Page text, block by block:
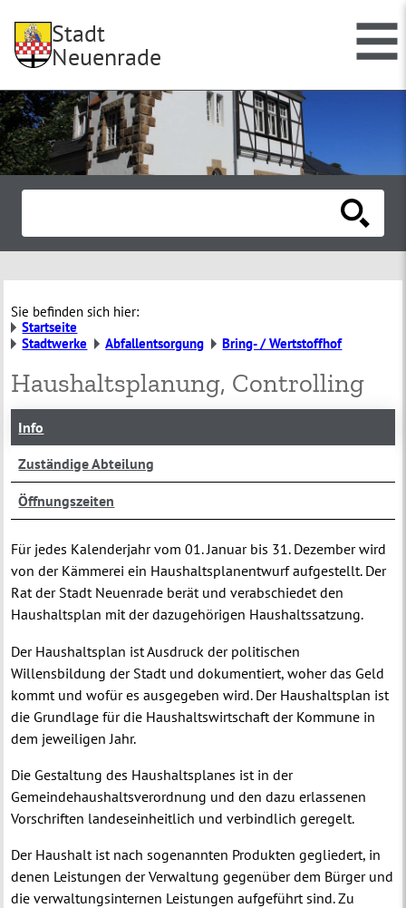
Stadt
Neuenrade
Sie befinden sich hier:
Startseite
Stadtwerke
Abfallentsorgung Bring- / Wertstoffhof
Haushaltsplanung, Controlling
Info
Zuständige Abteilung
Öffnungszeiten
Für jedes Kalenderjahr vom 01. Januar bis 31. Dezember wird
von der Kämmerei ein Haushaltsplanentwurf aufgestellt. Der
Rat der Stadt Neuenrade berät und verabschiedet den
Haushaltsplan mit der dazugehörigen Haushaltssatzung.
Der Haushaltsplan ist Ausdruck der politischen
Willensbildung der Stadt und dokumentiert, woher das Geld
kommt und wofür es ausgegeben wird. Der Haushaltsplan ist
die Grundlage für die Haushaltswirtschaft der Kommune in
dem jeweiligen Jahr.
Die Gestaltung des Haushaltsplanes ist in der
Gemeindehaushaltsverordnung und den dazu erlassenen
Vorschriften landeseinheitlich und verbindlich geregelt.
Der Haushalt ist nach sogenannten Produkten gegliedert, in
denen Leistungen der Verwaltung gegenüber dem Bürger und
die verwaltungsinternen Leistungen aufgeführt sind. Zu